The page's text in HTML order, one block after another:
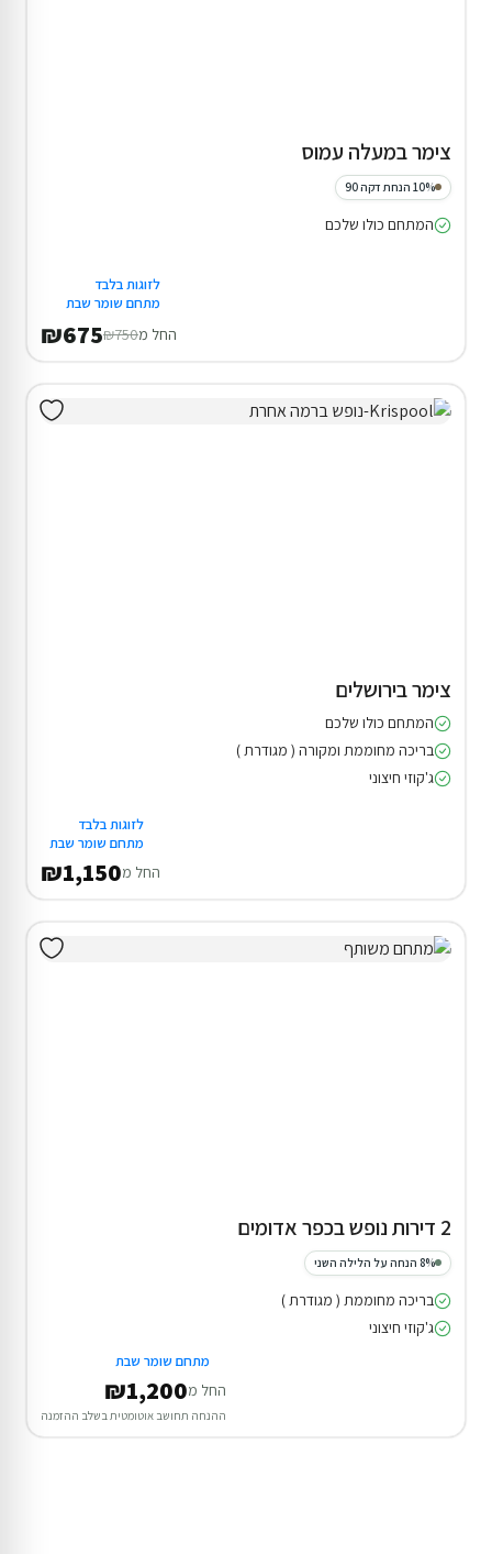
צימר במעלה עמוס
10% הנחת דקה 90
המתחם כולו שלכם
לזוגות בלבד
מתחם שומר שבת
החל מ₪750
₪675
צימר בירושלים
המתחם כולו שלכם
בריכה מחוממת ומקורה ( מגודרת )
ג'קוזי חיצוני
לזוגות בלבד
מתחם שומר שבת
החל מ₪1,150
2 דירות נופש בכפר אדומים
8% הנחה על הלילה השני
בריכה מחוממת ( מגודרת )
ג'קוזי חיצוני
מתחם שומר שבת
החל מ₪1,200
ההנחה תחושב אוטומטית בשלב ההזמנה